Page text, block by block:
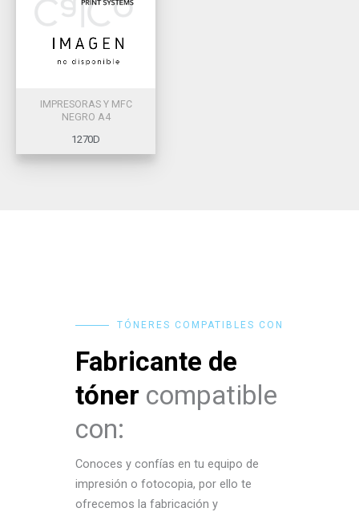
IMPRESORAS Y MFC
NEGRO A4
1270D
TÓNERES COMPATIBLES CON
Fabricante de
tóner compatible
con:
Conoces y confías en tu equipo de
impresión o fotocopia, por ello te
ofrecemos la fabricación y